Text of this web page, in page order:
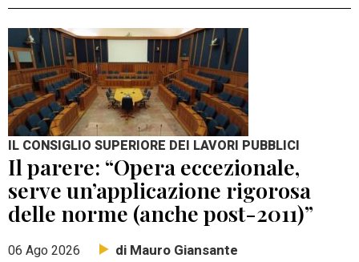
IL CONSIGLIO SUPERIORE DEI LAVORI PUBBLICI
Il parere: “Opera eccezionale,
serve un’applicazione rigorosa
delle norme (anche post-2011)”
06 Ago 2026 di Mauro Giansante